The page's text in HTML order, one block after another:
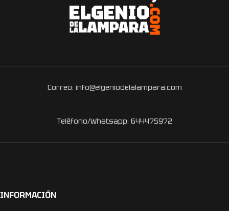
Correo: info@elgeniodelalampara.com
Teléfono/Whatsapp: 644475972
INFORMACIÓN